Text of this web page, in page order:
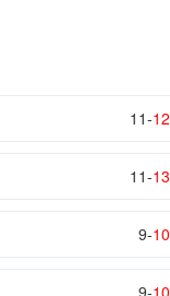
11-12
11-13
9-10